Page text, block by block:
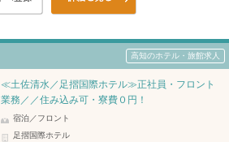
高知のホテル・旅館求人
≪土佐清水／足摺国際ホテル≫正社員・フロント
業務／／住み込み可・寮費０円！
宿泊／フロント
足摺国際ホテル